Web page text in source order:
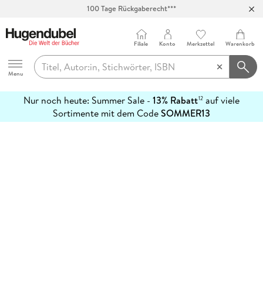
100 Tage Rückgaberecht***
Hugendubel
Menu
Filiale Konto Merkzettel Warenkorb
Nur noch heute: Summer Sale - 13% Rabatt12 auf viele
Sortimente mit dem CodeSOMMER13
erfahren